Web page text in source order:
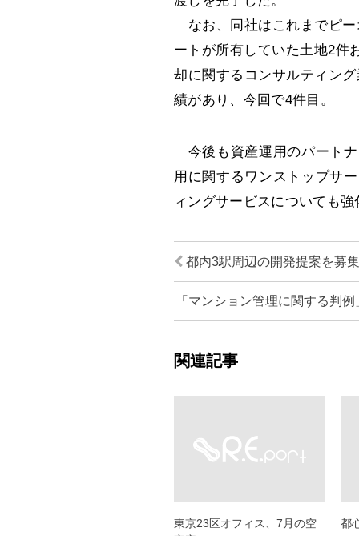
なお、同社はこれまでピー
ートが所有していた土地2件
却に関するコンサルティン
績があり、今回で4件目。
今後も資産運用のパート
用に関するワンストップサ
ィングサービスについても強
都内3駅周辺の開発提案を募
「マンション管理に関する判
関連記事
東京23区オフィス、7月の空
都